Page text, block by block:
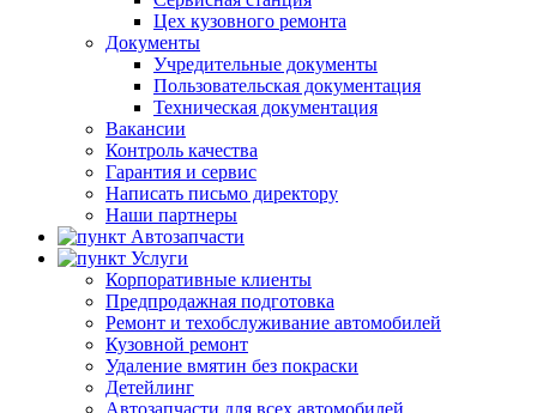
Цех кузовного ремонта
Документы
Учредительные документы
Пользовательская документация
Техническая документация
Вакансии
Контроль качества
Гарантия и сервис
Написать письмо директору
Наши партнеры
Автозапчасти
Услуги
Корпоративные клиенты
Предпродажная подготовка
Ремонт и техобслуживание автомобилей
Кузовной ремонт
Удаление вмятин без покраски
Детейлинг
Автозапчасти для всех автомобилей